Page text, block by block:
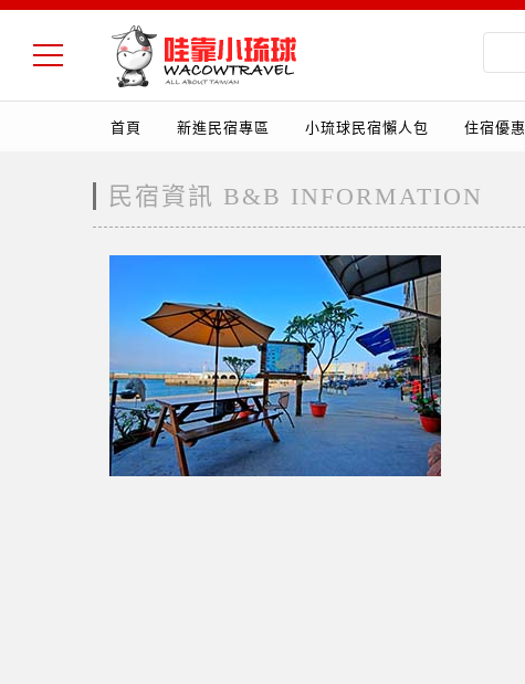
首頁 新進民宿專區 小琉球民宿懶人包 住宿優惠
民宿資訊 B&B INFORMATION